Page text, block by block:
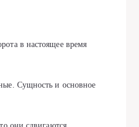
в настоящее время
Сущность и основное